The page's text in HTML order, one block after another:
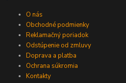
O nás
Obchodné podmienky
Reklamačný poriadok
Odstúpenie od zmluvy
Doprava a platba
Ochrana súkromia
Kontakty